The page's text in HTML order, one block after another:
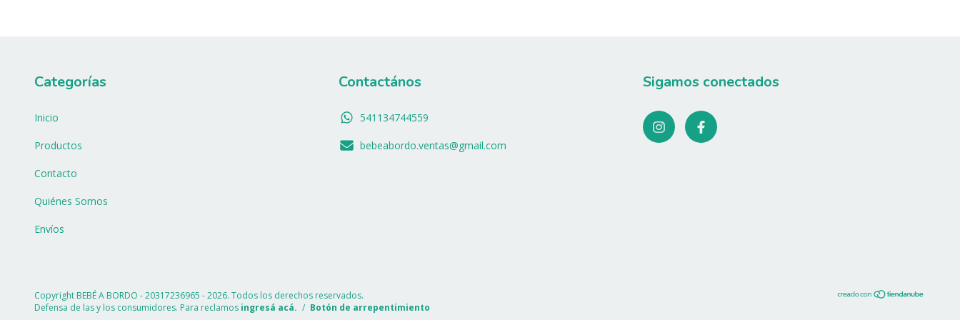
Categorías
Inicio
Productos
Contacto
Quiénes Somos
Envíos
Contactános
541134744559
bebeabordo.ventas@gmail.com
Sigamos conectados
Copyright BEBÉ A BORDO - 20317236965 - 2026. Todos los derechos reservados.
Defensa de las y los consumidores. Para reclamos ingresá acá. / Botón de arrepentimiento